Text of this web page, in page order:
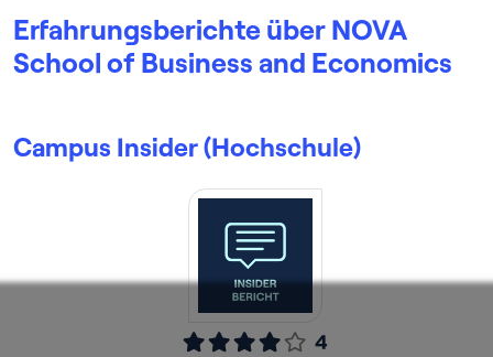
Erfahrungsberichte über NOVA
School of Business and Economics
Campus Insider (Hochschule)
4